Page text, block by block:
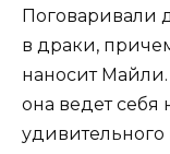
Поговаривали
в драки,
наносит
она ведет себя
удивительного